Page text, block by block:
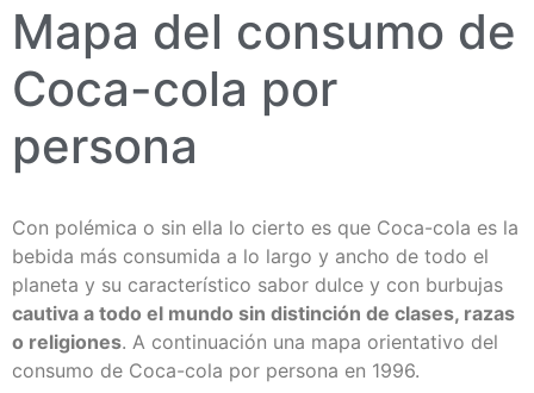
Mapa del consumo de
Coca-cola por
persona
Con polémica o sin ella lo cierto es que Coca-cola es la
bebida más consumida a lo largo y ancho de todo el
planeta y su característico sabor dulce y con burbujas
cautiva a todo el mundo sin distinción de clases, razas
o religiones. A continuación una mapa orientativo del
consumo de Coca-cola por persona en 1996.